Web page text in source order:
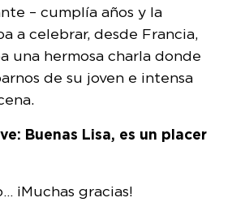
– cumplía años y la
a celebrar, desde Francia,
una hermosa charla donde
de su joven e intensa
Buenas Lisa, es un placer
¡Muchas gracias!